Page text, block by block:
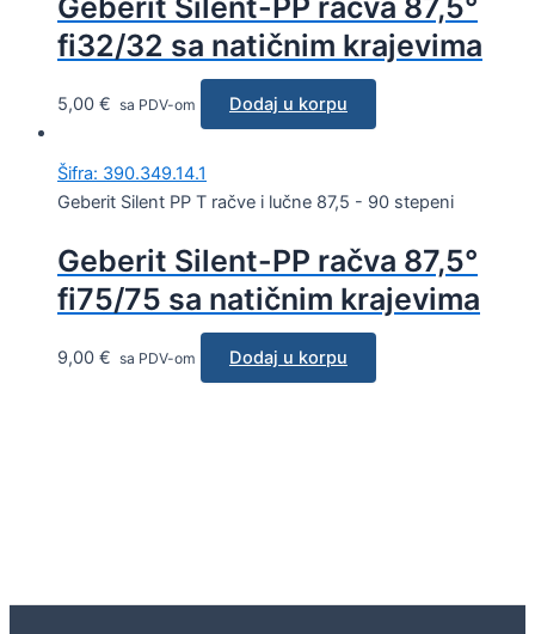
Geberit Silent-PP račva 87,5°
fi32/32 sa natičnim krajevima
5,00 € sa PDV-om Dodaj u korpu
Šifra: 390.349.14.1
Geberit Silent PP T račve i lučne 87,5 - 90 stepeni
Geberit Silent-PP račva 87,5°
fi75/75 sa natičnim krajevima
9,00 € sa PDV-om Dodaj u korpu